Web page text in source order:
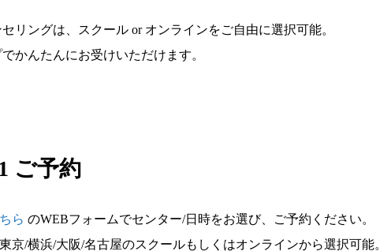
リングは、スクール or オンラインをご自由に選択可能。
かんたんにお受けいただけます。
ご予約
ら のWEBフォームでセンター/日時をお選び、ご予約ください。
京/横浜/大阪/名古屋のスクールもしくはオンラインから選択可能。